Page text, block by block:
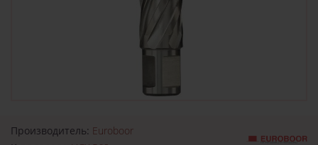
Производитель: Euroboor